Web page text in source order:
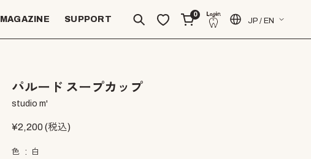
MAGAZINE SUPPORT
0
JP / EN
パルード スープカップ
studio m'
¥2,200(税込)
色 白